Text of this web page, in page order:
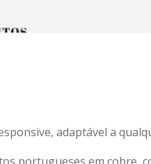
adaptável a